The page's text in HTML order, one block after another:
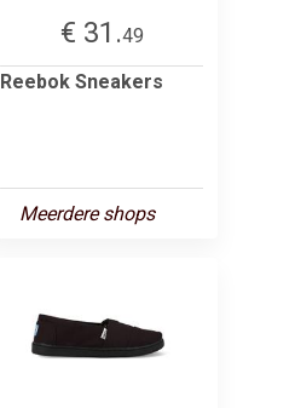
€ 31.49
Reebok Sneakers
Meerdere shops